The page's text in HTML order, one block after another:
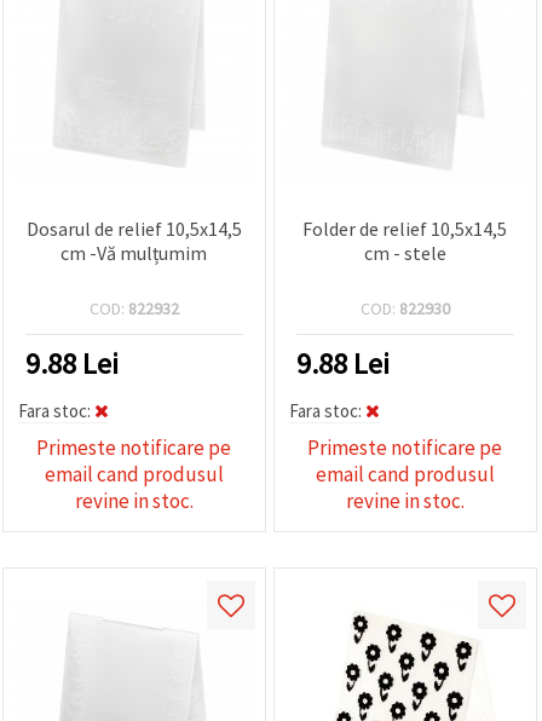
Dosarul de relief 10,5x14,5
cm -Vă mulțumim
COD: 822932
9.88 Lei
Fara stoc:
Primeste notificare pe
email cand produsul
revine in stoc.
Folder de relief 10,5x14,5
cm - stele
COD: 822930
9.88 Lei
Fara stoc:
Primeste notificare pe
email cand produsul
revine in stoc.